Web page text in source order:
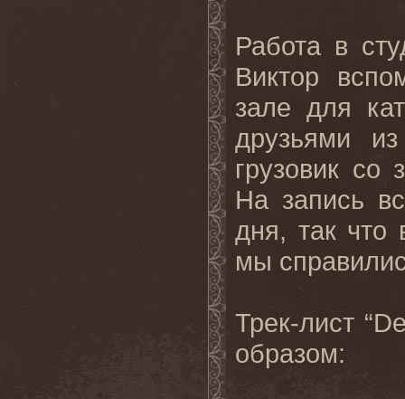
Работа в
Виктор
зале для
друзьями
грузовик со
На запись
дня, так что
мы
Трек-лист
образом: